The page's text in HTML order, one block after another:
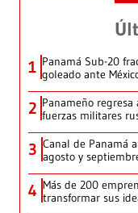
1 Panamá Sub-20
goleado ante
2 Panameño
fuerzas militares
3 Canal de Panamá
agosto y
4 Más de 200
transformar sus